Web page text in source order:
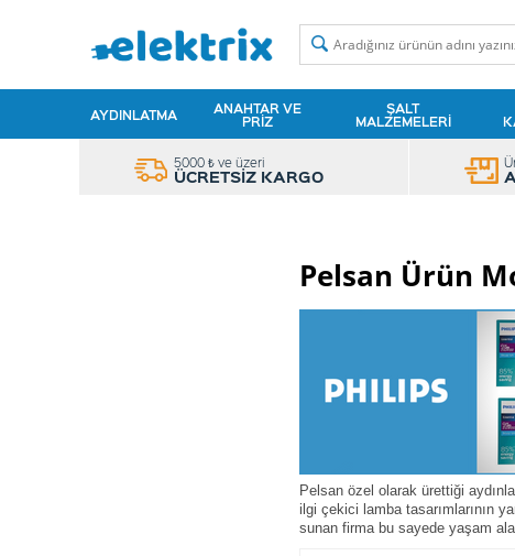
AYDINLATMA ANAHTAR VE
PRIZ
ŞALT
MALZEMELERI
5000 ₺ ve üzeri
ÜCRETSİZ KARGO
Pelsan Ürün
Pelsan özel olarak ürettiği
ilgi çekici lamba tasarımlarının
sunan firma bu sayede yaşam